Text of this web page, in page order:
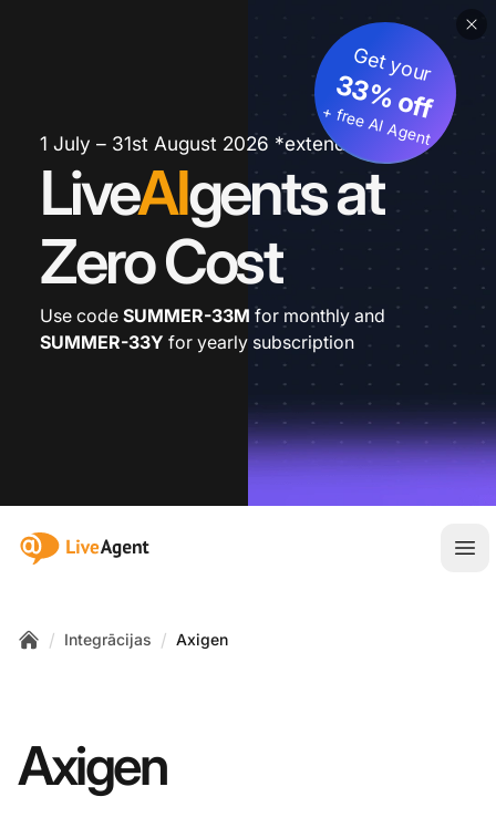
1 July – 31st August 2026 *extended
LiveAIgents at
Zero Cost
Get your
33% off
+ free AI Agent
Use code SUMMER-33M for monthly and
SUMMER-33Y for yearly subscription
:site.title
/ Integrācijas / Axigen
Axigen